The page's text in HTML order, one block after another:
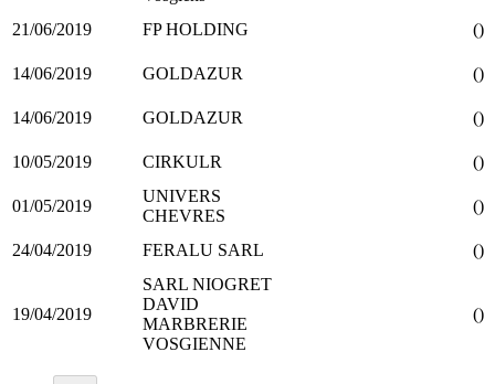
21/06/2019
FP HOLDING ()
14/06/2019 GOLDAZUR ()
14/06/2019 GOLDAZUR ()
10/05/2019 CIRKULR ()
01/05/2019
UNIVERS
CHEVRES
()
24/04/2019 FERALU SARL ()
19/04/2019
SARL NIOGRET
DAVID
MARBRERIE
VOSGIENNE
()